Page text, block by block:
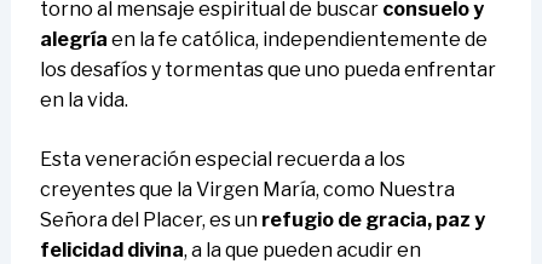
torno al mensaje espiritual de buscar consuelo y
alegría en la fe católica, independientemente de
los desafíos y tormentas que uno pueda enfrentar
en la vida.
Esta veneración especial recuerda a los
creyentes que la Virgen María, como Nuestra
Señora del Placer, es un refugio de gracia, paz y
felicidad divina, a la que pueden acudir en